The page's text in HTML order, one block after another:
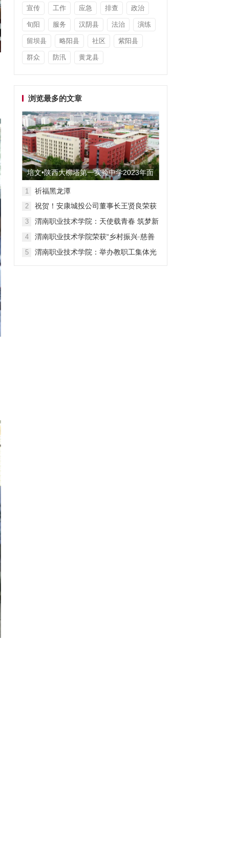
宣传 工作 应急 排查 政治
旬阳 服务 汉阴县 法治 演练
留坝县 略阳县 社区 紫阳县
群众 防汛 黄龙县
浏览最多的文章
培文•陕西大柳塔第一实验中学2023年面
向全国招聘教师启事
1 祈福黑龙潭
2
祝贺！安康城投公司董事长王贤良荣获
3
渭南职业技术学院：天使载青春 筑梦新
4
渭南职业技术学院荣获“乡村振兴·慈善
5
渭南职业技术学院：举办教职工集体光